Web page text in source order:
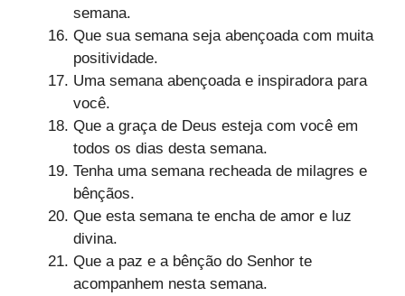
semana.
Que sua semana seja abençoada com muita
positividade.
Uma semana abençoada e inspiradora para
você.
Que a graça de Deus esteja com você em
todos os dias desta semana.
Tenha uma semana recheada de milagres e
bênçãos.
Que esta semana te encha de amor e luz
divina.
Que a paz e a bênção do Senhor te
acompanhem nesta semana.